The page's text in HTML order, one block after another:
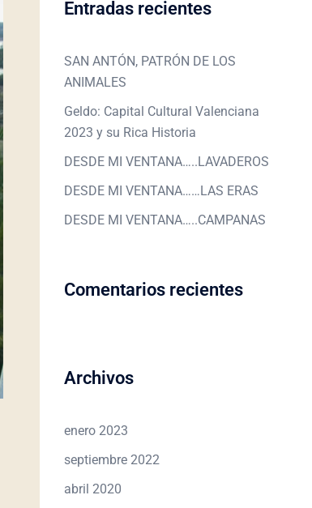
Entradas recientes
SAN ANTÓN, PATRÓN DE LOS
ANIMALES
Geldo: Capital Cultural Valenciana
2023 y su Rica Historia
DESDE MI VENTANA…..LAVADEROS
DESDE MI VENTANA……LAS ERAS
DESDE MI VENTANA…..CAMPANAS
Comentarios recientes
Archivos
enero 2023
septiembre 2022
abril 2020